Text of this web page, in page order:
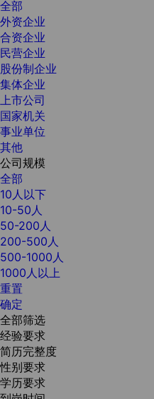
全部
外资企业
合资企业
民营企业
股份制企业
集体企业
上市公司
国家机关
事业单位
其他
公司规模
全部
10人以下
10-50人
50-200人
200-500人
500-1000人
1000人以上
重置
确定
全部筛选
经验要求
简历完整度
性别要求
学历要求